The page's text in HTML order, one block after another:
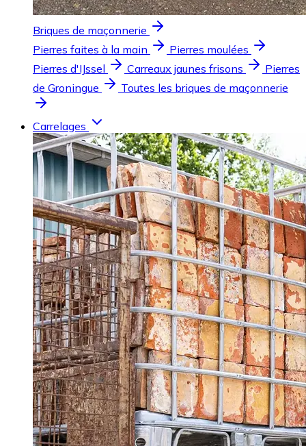
Briques de maçonnerie
Pierres faites à la main
Pierres moulées
Pierres d'IJssel
Carreaux jaunes frisons
Pierres
de Groningue
Toutes les briques de maçonnerie
Carrelages